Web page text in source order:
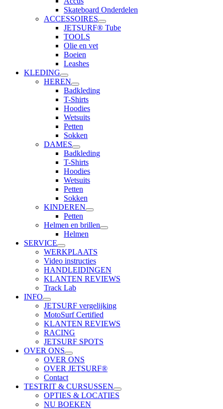
Skateboard Onderdelen
ACCESSOIRES
JETSURF® Tube
TOOLS
Olie en vet
Boeien
Leashes
KLEDING
HEREN
Badkleding
T-Shirts
Hoodies
Wetsuits
Petten
Sokken
DAMES
Badkleding
T-Shirts
Hoodies
Wetsuits
Petten
Sokken
KINDEREN
Petten
Helmen en brillen
Helmen
SERVICE
WERKPLAATS
Video instructies
HANDLEIDINGEN
KLANTEN REVIEWS
Track Lab
INFO
JETSURF vergelijking
MotoSurf Certified
KLANTEN REVIEWS
RACING
JETSURF SPOTS
OVER ONS
OVER ONS
OVER JETSURF®
Contact
TESTRIT & CURSUSSEN
OPTIES & LOCATIES
NU BOEKEN